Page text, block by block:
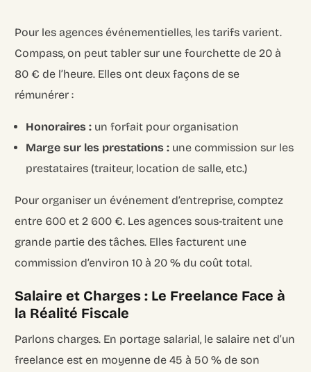
Pour les agences événementielles, les tarifs varient.
Compass, on peut tabler sur une fourchette de 20 à
80 € de l’heure. Elles ont deux façons de se
rémunérer :
Honoraires : un forfait pour organisation
Marge sur les prestations : une commission sur les
prestataires (traiteur, location de salle, etc.)
Pour organiser un événement d’entreprise, comptez
entre 600 et 2 600 €. Les agences sous-traitent une
grande partie des tâches. Elles facturent une
commission d’environ 10 à 20 % du coût total.
Salaire et Charges : Le Freelance Face à
la Réalité Fiscale
Parlons charges. En portage salarial, le salaire net d’un
freelance est en moyenne de 45 à 50 % de son